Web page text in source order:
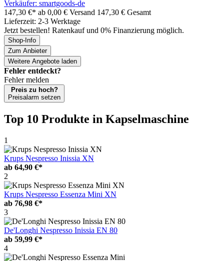
Verkäufer: smartgoods-de
147,30 €* ab 0,00 € Versand 147,30 € Gesamt
Lieferzeit: 2-3 Werktage
Jetzt bestellen! Ratenkauf und 0% Finanzierung möglich.
Shop-Info
Zum Anbieter
Weitere Angebote laden
Fehler entdeckt?
Fehler melden
Preis zu hoch?
Preisalarm setzen
Top 10 Produkte in Kapselmaschine
1
Krups Nespresso Inissia XN
ab 64,90 €*
2
Krups Nespresso Essenza Mini XN
ab 76,98 €*
3
De'Longhi Nespresso Inissia EN 80
ab 59,99 €*
4